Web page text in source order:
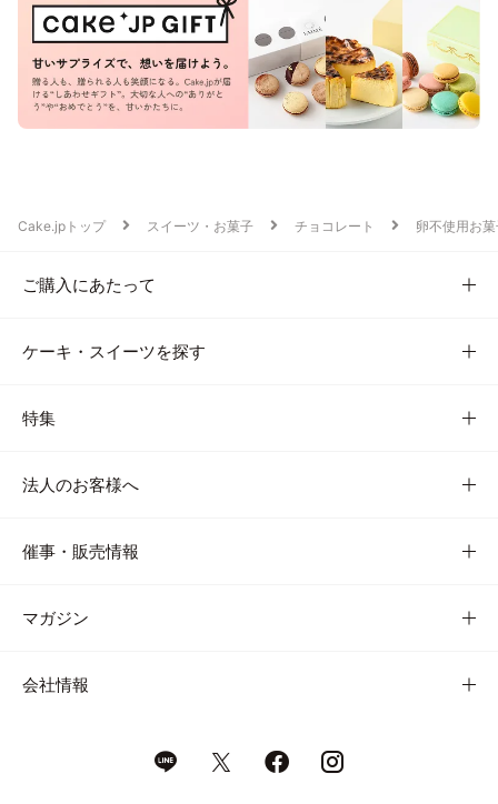
Cake.jpトップ スイーツ・お菓子 チョコレート 卵不使用お
ご購入にあたって
ケーキ・スイーツを探す
特集
法人のお客様へ
催事・販売情報
マガジン
会社情報